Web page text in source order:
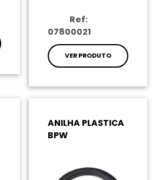
Ref:
07800021
VER PRODUTO
ANILHA PLASTICA
BPW